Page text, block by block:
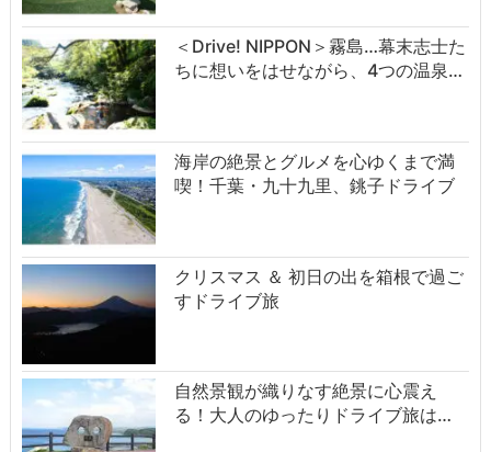
＜Drive! NIPPON＞霧島…幕末志士た
ちに想いをはせながら、4つの温泉…
海岸の絶景とグルメを心ゆくまで満
喫！千葉・九十九里、銚子ドライブ
クリスマス ＆ 初日の出を箱根で過ご
すドライブ旅
自然景観が織りなす絶景に心震え
る！大人のゆったりドライブ旅は…